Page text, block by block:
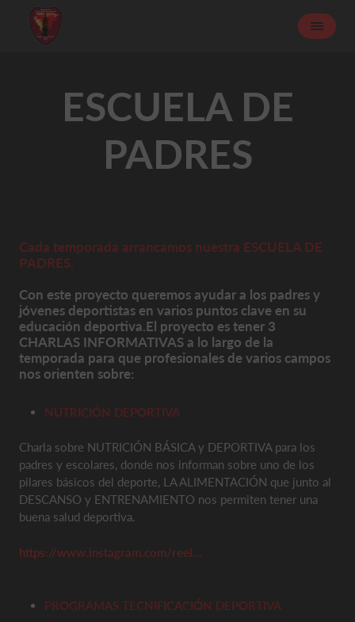
ESCUELA DE
PADRES
Cada temporada arrancamos nuestra ESCUELA DE
PADRES.
Con este proyecto queremos ayudar a los padres y
jóvenes deportistas en varios puntos clave en su
educación deportiva.El proyecto es tener 3
CHARLAS INFORMATIVAS a lo largo de la
temporada para que profesionales de varios campos
nos orienten sobre:
NUTRICIÓN DEPORTIVA
Charla sobre NUTRICIÓN BÁSICA y DEPORTIVA para los
padres y escolares, donde nos informan sobre uno de los
pilares básicos del deporte, LA ALIMENTACIÓN que junto al
DESCANSO y ENTRENAMIENTO nos permiten tener una
buena salud deportiva.
https://www.instagram.com/reel...
PROGRAMAS TECNIFICACIÓN DEPORTIVA